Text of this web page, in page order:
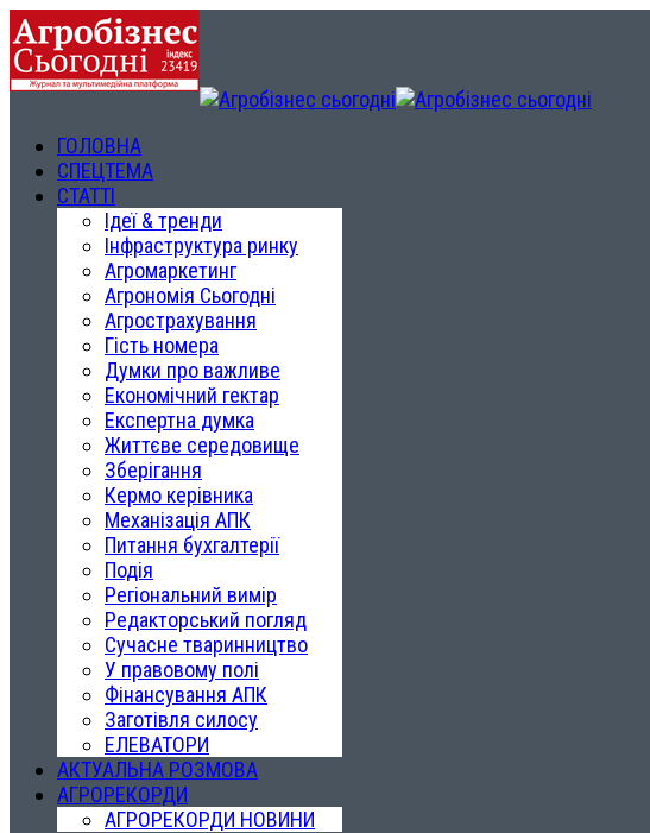
ГОЛОВНА
СПЕЦТЕМА
СТАТТІ
Ідеї & тренди
Інфраструктура ринку
Агромаркетинг
Агрономія Сьогодні
Агрострахування
Гість номера
Думки про важливе
Економічний гектар
Експертна думка
Життєве середовище
Зберігання
Кермо керівника
Механізація АПК
Питання бухгалтерії
Подія
Регіональний вимір
Редакторський погляд
Сучасне тваринництво
У правовому полі
Фінансування АПК
Заготівля силосу
ЕЛЕВАТОРИ
АКТУАЛЬНА РОЗМОВА
АГРОРЕКОРДИ
АГРОРЕКОРДИ НОВИНИ